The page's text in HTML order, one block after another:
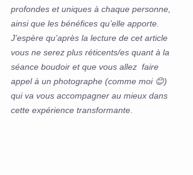
profondes et uniques à chaque personne,
ainsi que les bénéfices qu’elle apporte.
J’espère qu’après la lecture de cet article
vous ne serez plus réticents/es quant à la
séance boudoir et que vous allez  faire
appel à un photographe (comme moi 😊)
qui va vous accompagner au mieux dans
cette expérience transformante